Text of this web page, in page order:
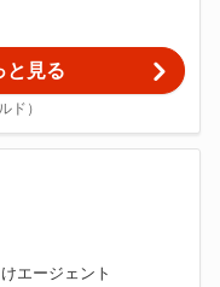
と見る
ド）
エージェント